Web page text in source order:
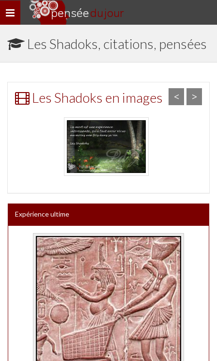
Navigation
rapide
penséedu jour
Les Shadoks, citations, pensées
Les Shadoks en images < >
Expérience ultime